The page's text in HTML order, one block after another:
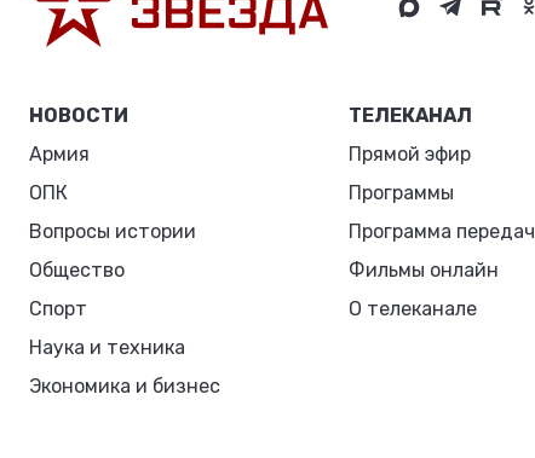
НОВОСТИ
Армия
ОПК
Вопросы истории
Общество
Спорт
Наука и техника
Экономика и бизнес
ТЕЛЕКАНАЛ
Прямой эфир
Программы
Программа передач
Фильмы онлайн
О телеканале